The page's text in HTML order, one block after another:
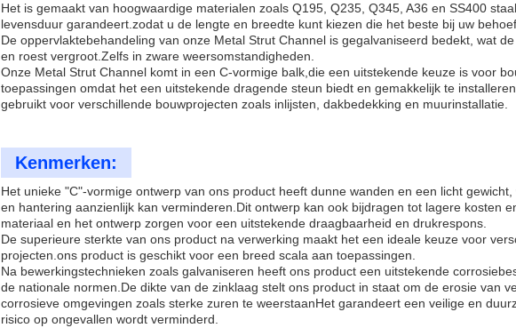
Het is gemaakt van hoogwaardige materialen zoals Q195, Q235, Q345, A36 en SS400
levensduur garandeert.zodat u de lengte en breedte kunt kiezen die het beste bij uw
De oppervlaktebehandeling van onze Metal Strut Channel is gegalvaniseerd bedekt, wat
en roest vergroot.Zelfs in zware weersomstandigheden.
Onze Metal Strut Channel komt in een C-vormige balk,die een uitstekende keuze is voor
toepassingen omdat het een uitstekende dragende steun biedt en gemakkelijk te
gebruikt voor verschillende bouwprojecten zoals inlijsten, dakbedekking en muurinstallatie.
Kenmerken:
Het unieke "C"-vormige ontwerp van ons product heeft dunne wanden en een licht
en hantering aanzienlijk kan verminderen.Dit ontwerp kan ook bijdragen tot lagere kosten
materiaal en het ontwerp zorgen voor een uitstekende draagbaarheid en drukrespons.
De superieure sterkte van ons product na verwerking maakt het een ideale keuze voor
projecten.ons product is geschikt voor een breed scala aan toepassingen.
Na bewerkingstechnieken zoals galvaniseren heeft ons product een uitstekende
de nationale normen.De dikte van de zinklaag stelt ons product in staat om de erosie van
corrosieve omgevingen zoals sterke zuren te weerstaanHet garandeert een veilige en
risico op ongevallen wordt verminderd.